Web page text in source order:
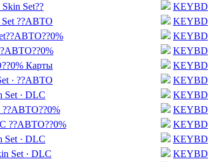
Set??
KEYBD
Set ??АВТО
KEYBD
KEYBD
KEYBD
Карты
KEYBD
· ??АВТО
KEYBD
Set · DLC
KEYBD
??АВТО??0%
KEYBD
??АВТО??0%
KEYBD
Set · DLC
KEYBD
Set · DLC
KEYBD